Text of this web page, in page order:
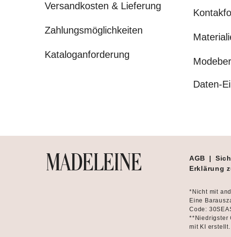
Versandkosten & Lieferung
Zahlungsmöglichkeiten
Kataloganforderung
Daten-
AGB |
Erklärung
*Nicht mit
Eine
Code:
**Niedrigster
mit KI erstellt.